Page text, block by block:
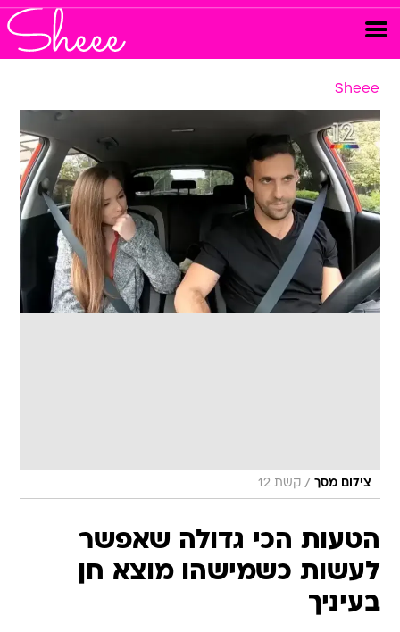
Sheee
צילום מסך / קשת 12
הטעות הכי גדולה שאפשר
לעשות כשמישהו מוצא חן
בעיניך